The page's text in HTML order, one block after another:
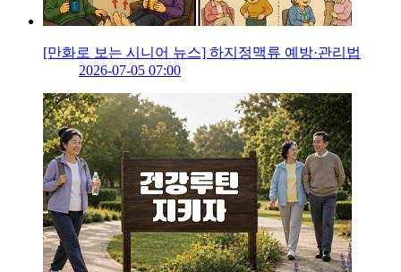
[만화로 보는 시니어 뉴스] 하지정맥류 예방·관리법
2026-07-05 07:00